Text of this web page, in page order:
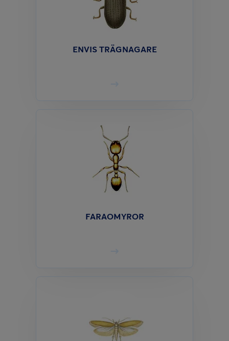
ENVIS TRÄGNAGARE
FARAOMYROR